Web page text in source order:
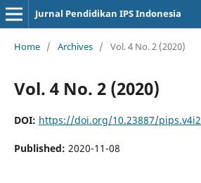
Jurnal Pendidikan IPS Indonesia
Home / Archives / Vol. 4 No. 2 (2020)
Vol. 4 No. 2 (2020)
DOI: https://doi.org/10.23887/pips.v4i2
Published: 2020-11-08